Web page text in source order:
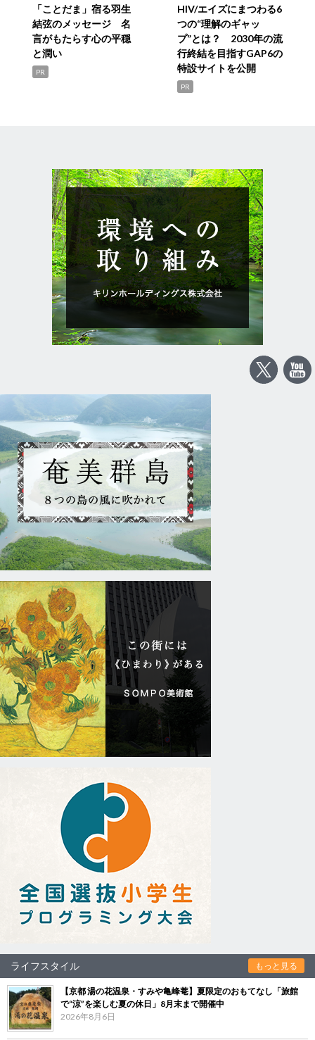
「ことだま」宿る羽生
結弦のメッセージ 名
言がもたらす心の平穏
と潤い
PR
HIV/エイズにまつわる6
つの“理解のギャッ
プ”とは？ 2030年の流
行終結を目指すGAP6の
特設サイトを公開
PR
ライフスタイル もっと見る
【京都 湯の花温泉・すみや亀峰菴】夏限定のおもてなし「旅館
で“涼”を楽しむ夏の休日」8月末まで開催中
2026年8月6日